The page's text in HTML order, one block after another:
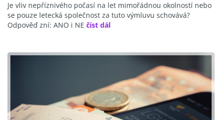
Je vliv nepříznivého počasí na let mimořádnou okolností nebo
se pouze letecká společnost za tuto výmluvu schovává?
Odpověď zní: ANO i NE číst dál